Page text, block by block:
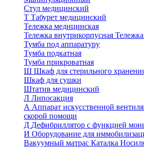
Стул медицинский
Т Табурет медицинский
Тележка медицинская
Тележка внутрикорпусная
Тумба под аппаратуру
Тумба подкатная
Тумба прикроватная
Ш Шкаф для стерильного
Шкаф для сушки
Штатив медицинский
Л Липосакция
А Аппарат искусственной
скорой помощи
Д Дефибриллятор с функцией
И Оборудование для
Вакуумный матрас Каталка